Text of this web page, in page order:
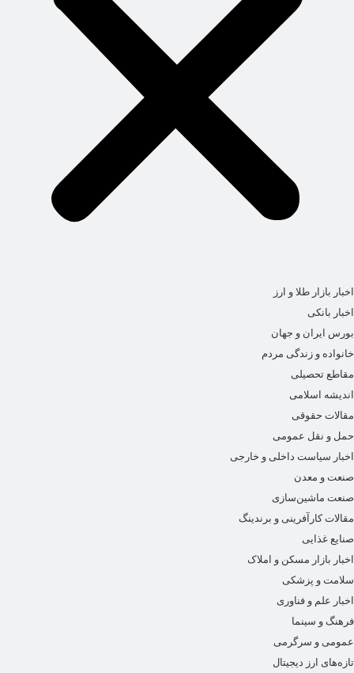
اخبار بازار طلا و ارز
اخبار بانکی
بورس ایران و جهان
خانواده و زندگی مردم
مقاطع تحصیلی
اندیشه اسلامی
مقالات حقوقی
حمل و نقل عمومی
اخبار سیاست داخلی و خارجی
صنعت و معدن
صنعت ماشین‌سازی
مقالات کارآفرینی و برندینگ
صنایع غذایی
اخبار بازار مسکن و املاک
سلامت و پزشکی
اخبار علم و فناوری
فرهنگ و سینما
عمومی و سرگرمی
تازه‌های ارز دیجیتال